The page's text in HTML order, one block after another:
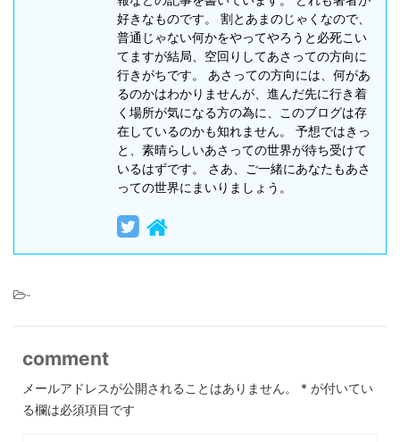
好きなものです。 割とあまのじゃくなので、
普通じゃない何かをやってやろうと必死こい
てますが結局、空回りしてあさっての方向に
行きがちです。 あさっての方向には、何があ
るのかはわかりませんが、進んだ先に行き着
く場所が気になる方の為に、このブログは存
在しているのかも知れません。 予想ではきっ
と、素晴らしいあさっての世界が待ち受けて
いるはずです。 さあ、ご一緒にあなたもあさ
っての世界にまいりましょう。
-
comment
メールアドレスが公開されることはありません。 * が付いてい
る欄は必須項目です